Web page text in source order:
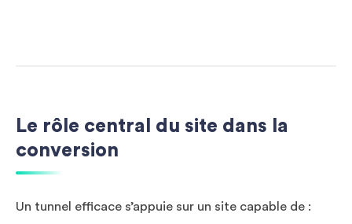
Le rôle central du site dans la
conversion
Un tunnel efficace s’appuie sur un site capable de :